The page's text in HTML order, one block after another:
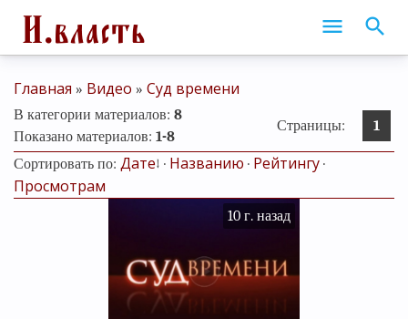
Главная » Видео » Суд времени
В категории материалов: 8
Показано материалов: 1-8
Страницы: 1
Сортировать по: Дате↓ · Названию · Рейтингу ·
Просмотрам
10 г. назад